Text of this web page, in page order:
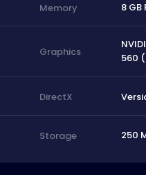
Memory 8 GB
Graphics
560
DirectX
Storage 250